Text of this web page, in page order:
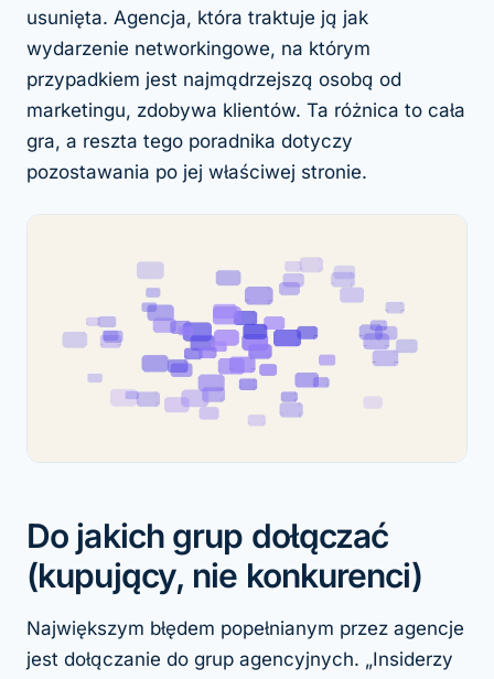
usunięta. Agencja, która traktuje ją jak
wydarzenie networkingowe, na którym
przypadkiem jest najmądrzejszą osobą od
marketingu, zdobywa klientów. Ta różnica to cała
gra, a reszta tego poradnika dotyczy
pozostawania po jej właściwej stronie.
Do jakich grup dołączać
(kupujący, nie konkurenci)
Największym błędem popełnianym przez agencje
jest dołączanie do grup agencyjnych. „Insiderzy